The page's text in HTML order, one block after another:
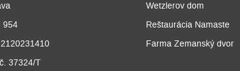
954
37324/T
Wetzlerov dom
Reštaurácia Namaste
Farma Zemanský dvor